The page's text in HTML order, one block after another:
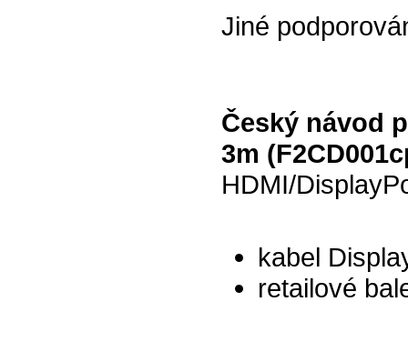
Jiné
Český návod
3m
HDMI/
kabel
retailové